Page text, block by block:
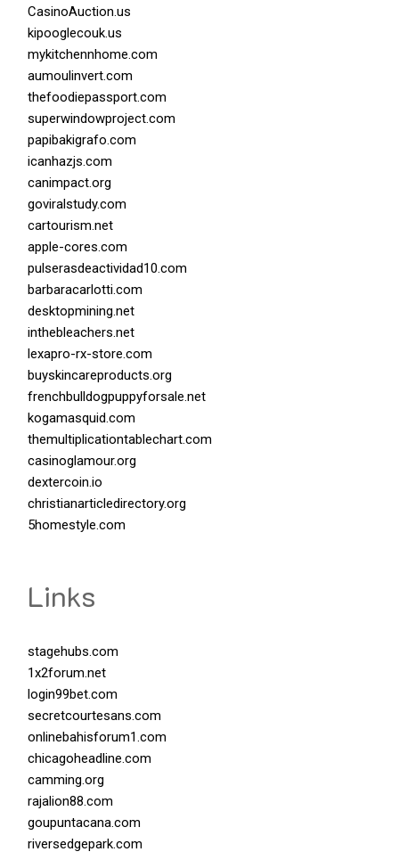
CasinoAuction.us
kipooglecouk.us
mykitchennhome.com
aumoulinvert.com
thefoodiepassport.com
superwindowproject.com
papibakigrafo.com
icanhazjs.com
canimpact.org
goviralstudy.com
cartourism.net
apple-cores.com
pulserasdeactividad10.com
barbaracarlotti.com
desktopmining.net
inthebleachers.net
lexapro-rx-store.com
buyskincareproducts.org
frenchbulldogpuppyforsale.net
kogamasquid.com
themultiplicationtablechart.com
casinoglamour.org
dextercoin.io
christianarticledirectory.org
5homestyle.com
Links
stagehubs.com
1x2forum.net
login99bet.com
secretcourtesans.com
onlinebahisforum1.com
chicagoheadline.com
camming.org
rajalion88.com
goupuntacana.com
riversedgepark.com